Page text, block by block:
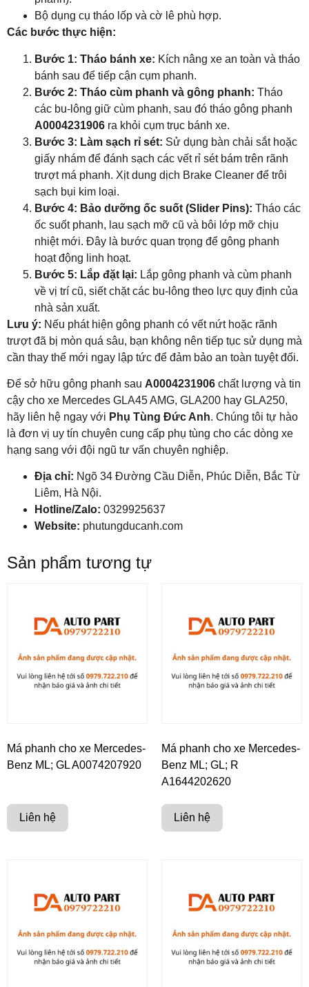
Bộ dụng cụ tháo lốp và cờ lê phù hợp.
Các bước thực hiện:
Bước 1: Tháo bánh xe: Kích nâng xe an toàn và tháo
bánh sau để tiếp cận cụm phanh.
Bước 2: Tháo cùm phanh và gông phanh: Tháo
các bu-lông giữ cùm phanh, sau đó tháo gông phanh
A0004231906 ra khỏi cụm trục bánh xe.
Bước 3: Làm sạch rỉ sét: Sử dụng bàn chải sắt hoặc
giấy nhám để đánh sạch các vết rỉ sét bám trên rãnh
trượt má phanh. Xịt dung dịch Brake Cleaner để trôi
sạch bụi kim loại.
Bước 4: Bảo dưỡng ốc suốt (Slider Pins): Tháo các
ốc suốt phanh, lau sạch mỡ cũ và bôi lớp mỡ chịu
nhiệt mới. Đây là bước quan trọng để gông phanh
hoạt động linh hoạt.
Bước 5: Lắp đặt lại: Lắp gông phanh và cùm phanh
về vị trí cũ, siết chặt các bu-lông theo lực quy định của
nhà sản xuất.
Lưu ý: Nếu phát hiện gông phanh có vết nứt hoặc rãnh
trượt đã bị mòn quá sâu, bạn không nên tiếp tục sử dụng mà
cần thay thế mới ngay lập tức để đảm bảo an toàn tuyệt đối.
Để sở hữu gông phanh sau A0004231906 chất lượng và tin
cậy cho xe Mercedes GLA45 AMG, GLA200 hay GLA250,
hãy liên hệ ngay với Phụ Tùng Đức Anh. Chúng tôi tự hào
là đơn vị uy tín chuyên cung cấp phụ tùng cho các dòng xe
hạng sang với đội ngũ tư vấn chuyên nghiệp.
Địa chỉ: Ngõ 34 Đường Cầu Diễn, Phúc Diễn, Bắc Từ
Liêm, Hà Nội.
Hotline/Zalo: 0329925637
Website: phutungducanh.com
Sản phẩm tương tự
Má phanh cho xe Mercedes-
Benz ML; GL A0074207920
Liên hệ
Má phanh cho xe Mercedes-
Benz ML; GL; R
A1644202620
Liên hệ